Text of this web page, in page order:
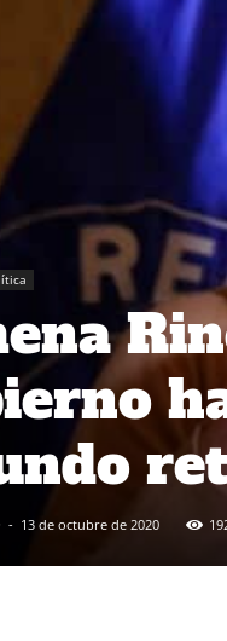
- 13 de octubre de 2020